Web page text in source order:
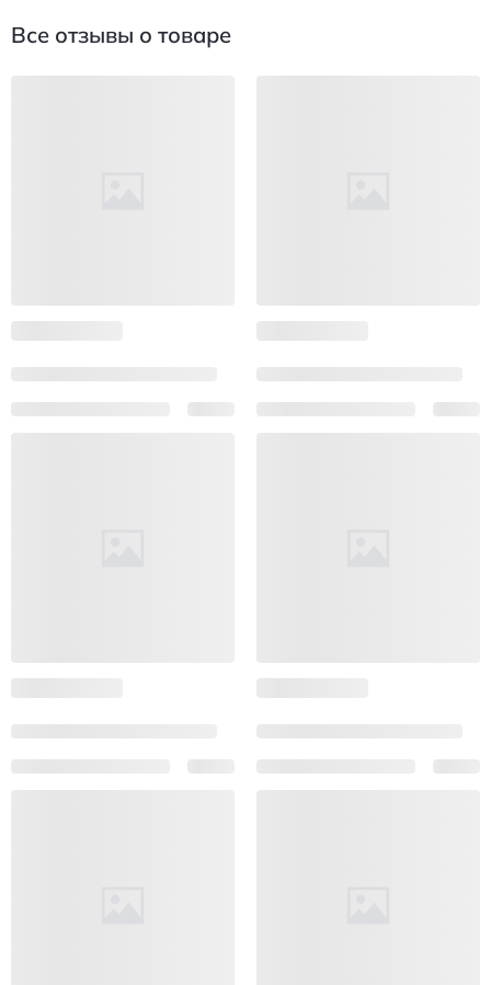
Все отзывы о товаре